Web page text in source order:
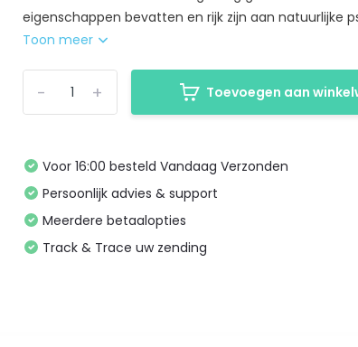
eigenschappen bevatten en rijk zijn aan natuurlijke
Toon meer
+
- Toevoegen aan
Voor 16:00 besteld Vandaag Verzonden
Persoonlijk advies & support
Meerdere betaalopties
Track & Trace uw zending